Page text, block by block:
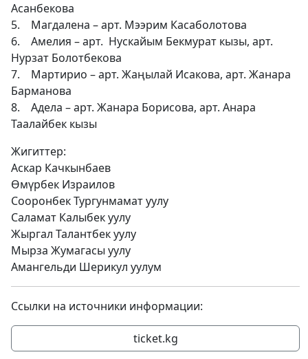
Асанбекова
5. Магдалена – арт. Мээрим Касаболотова
6. Амелия – арт. Нускайым Бекмурат кызы, арт.
Нурзат Болотбекова
7. Мартирио – арт. Жаңылай Исакова, арт. Жанара
Барманова
8. Адела – арт. Жанара Борисова, арт. Анара
Таалайбек кызы
Жигиттер:
Аскар Качкынбаев
Өмүрбек Израилов
Сооронбек Тургунмамат уулу
Саламат Калыбек уулу
Жыргал Талантбек уулу
Мырза Жумагасы уулу
Амангельди Шерикул уулум
Ссылки на источники информации:
ticket.kg